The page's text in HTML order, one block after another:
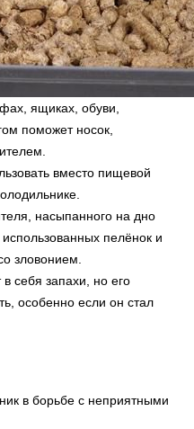
ящиках, обуви,
поможет носок,
вместо пищевой
насыпанного на дно
пелёнок и
зловонием.
себя запахи, но его
особенно если он стал
в борьбе с неприятными